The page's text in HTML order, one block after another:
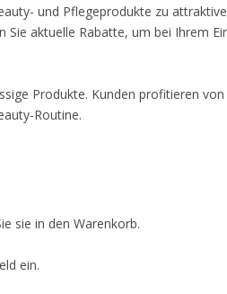
und Pflegeprodukte zu
aktuelle Rabatte, um bei Ihrem
Produkte. Kunden profitieren
Routine.
sie in den Warenkorb.
ein.